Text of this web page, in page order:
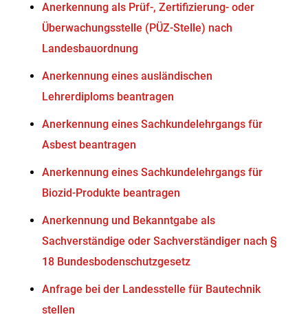
Anerkennung als Prüf-, Zertifizierung- oder
Überwachungsstelle (PÜZ-Stelle) nach
Landesbauordnung
Anerkennung eines ausländischen
Lehrerdiploms beantragen
Anerkennung eines Sachkundelehrgangs für
Asbest beantragen
Anerkennung eines Sachkundelehrgangs für
Biozid-Produkte beantragen
Anerkennung und Bekanntgabe als
Sachverständige oder Sachverständiger nach §
18 Bundesbodenschutzgesetz
Anfrage bei der Landesstelle für Bautechnik
stellen